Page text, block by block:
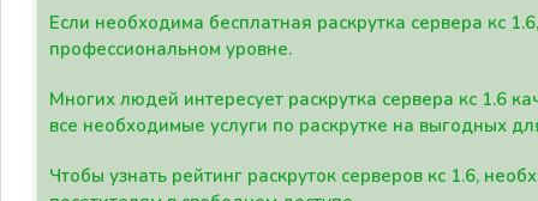
Если необходима бесплатная раскрутка сервера кс
профессиональном уровне.
Многих людей интересует раскрутка сервера кс 1.6
все необходимые услуги по раскрутке на выгодных
Чтобы узнать рейтинг раскруток серверов кс 1.6,